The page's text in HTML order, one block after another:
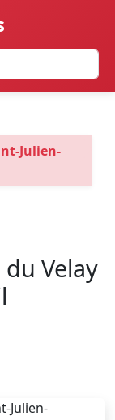
Julien-
du Velay